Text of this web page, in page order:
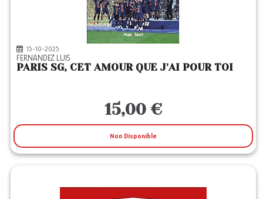
15-10-2025
FERNANDEZ LUIS
PARIS SG, CET AMOUR QUE J'AI POUR TOI
15,00 €
Non Disponible